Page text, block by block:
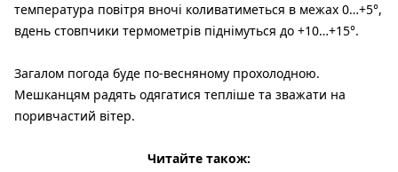
температура повітря вночі коливатиметься в межах 0…+5°,
вдень стовпчики термометрів піднімуться до +10…+15°.
Загалом погода буде по-весняному прохолодною.
Мешканцям радять одягатися тепліше та зважати на
поривчастий вітер.
Читайте також: